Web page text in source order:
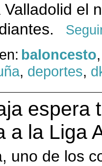
Valladolid el
baloncesto
, deportes,
espera
a la Liga
uno de los